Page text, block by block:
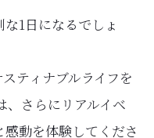
1日になるでしょ
ティナブルライフを
、さらにリアルイベ
動を体験してくださ